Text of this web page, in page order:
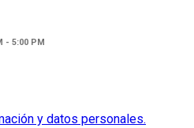
- 5:00 PM
y datos personales.